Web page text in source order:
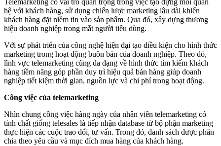
Telemarketing có vai trò quan trọng trong việc tạo dựng mối quan
hệ với khách hàng, sử dụng chiến lược marketing lâu dài khiến
khách hàng đặt niềm tin vào sản phẩm. Qua đó, xây dựng thương
hiệu doanh nghiệp trong mắt người tiêu dùng.
Với sự phát triển của công nghệ hiện đại tạo điều kiện cho hình thức
marketing trong hoạt động buôn bán của doanh nghiệp. Theo đó,
lĩnh vực telemarketing cũng đa dạng về hình thức tìm kiếm khách
hàng tiềm năng góp phần duy trì hiệu quả bán hàng giúp doanh
nghiệp tiết kiệm thời gian, nguồn lực và chi phí trong hoạt động.
Công việc của telemarketing
Nhìn chung công việc hàng ngày của nhân viên telemarketing có
tính chất giống telesales là tiếp nhận database từ bộ phận marketing
thực hiện các cuộc trao đổi, tư vấn. Trong đó, danh sách được phân
chia theo yêu cầu và mục đích mua hàng của khách hàng.